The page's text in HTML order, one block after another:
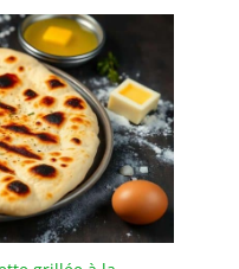
c’est la garantie
léger. 5five
des solutions
pour
et aménager
pièce de la
afin de faciliter
!